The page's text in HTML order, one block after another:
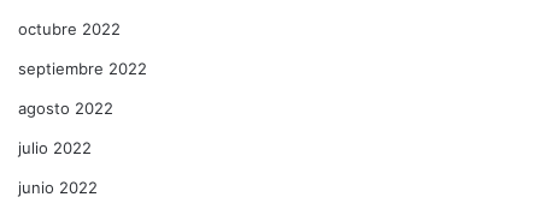
octubre 2022
septiembre 2022
agosto 2022
julio 2022
junio 2022